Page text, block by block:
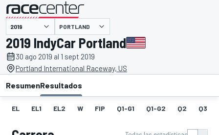
presentado por PORTLAND
2019 IndyCar Portland
30 ago 2019 al 1 sept 2019
Portland International Raceway, US
ResumenResultados
EL EL1 EL2 W FIP Q1-G1 Q1-G2 Q2 Q3